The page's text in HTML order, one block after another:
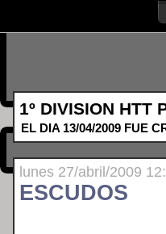
1º DIVISION HTT
EL DIA 13/04/2009 FUE
lunes 27/abril/2009
ESCUDOS